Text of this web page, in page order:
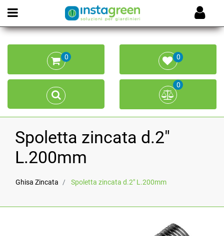
Open menu
0 0
0
Spoletta zincata d.2"
L.200mm
Ghisa Zincata Spoletta zincata d.2" L.200mm